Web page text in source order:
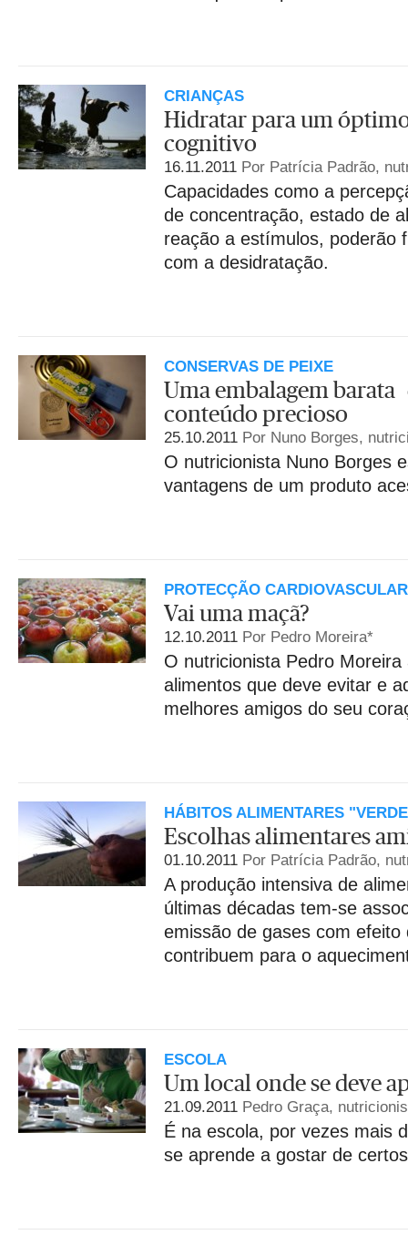
CRIANÇAS
Hidratar para um
cognitivo
16.11.2011 Por Patrícia Padrão,
Capacidades como a
de concentração, estado de
reação a estímulos, poderão
com a desidratação.
CONSERVAS DE PEIXE
Uma embalagem
conteúdo precioso
25.10.2011 Por Nuno Borges,
O nutricionista Nuno Borges
vantagens de um produto
PROTECÇÃO CARDIOVASCULAR
Vai uma maçã?
12.10.2011 Por Pedro Moreira*
O nutricionista Pedro
alimentos que deve evitar e
melhores amigos do seu
HÁBITOS ALIMENTARES
Escolhas alimentares
01.10.2011 Por Patrícia Padrão,
A produção intensiva de
últimas décadas tem-se
emissão de gases com efeito
contribuem para o
ESCOLA
Um local onde se deve
21.09.2011 Pedro Graça,
É na escola, por vezes mais
se aprende a gostar de